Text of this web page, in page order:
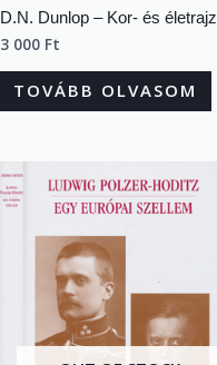
D.N. Dunlop – Kor- és életrajz
3 000 Ft
TOVÁBB OLVASOM